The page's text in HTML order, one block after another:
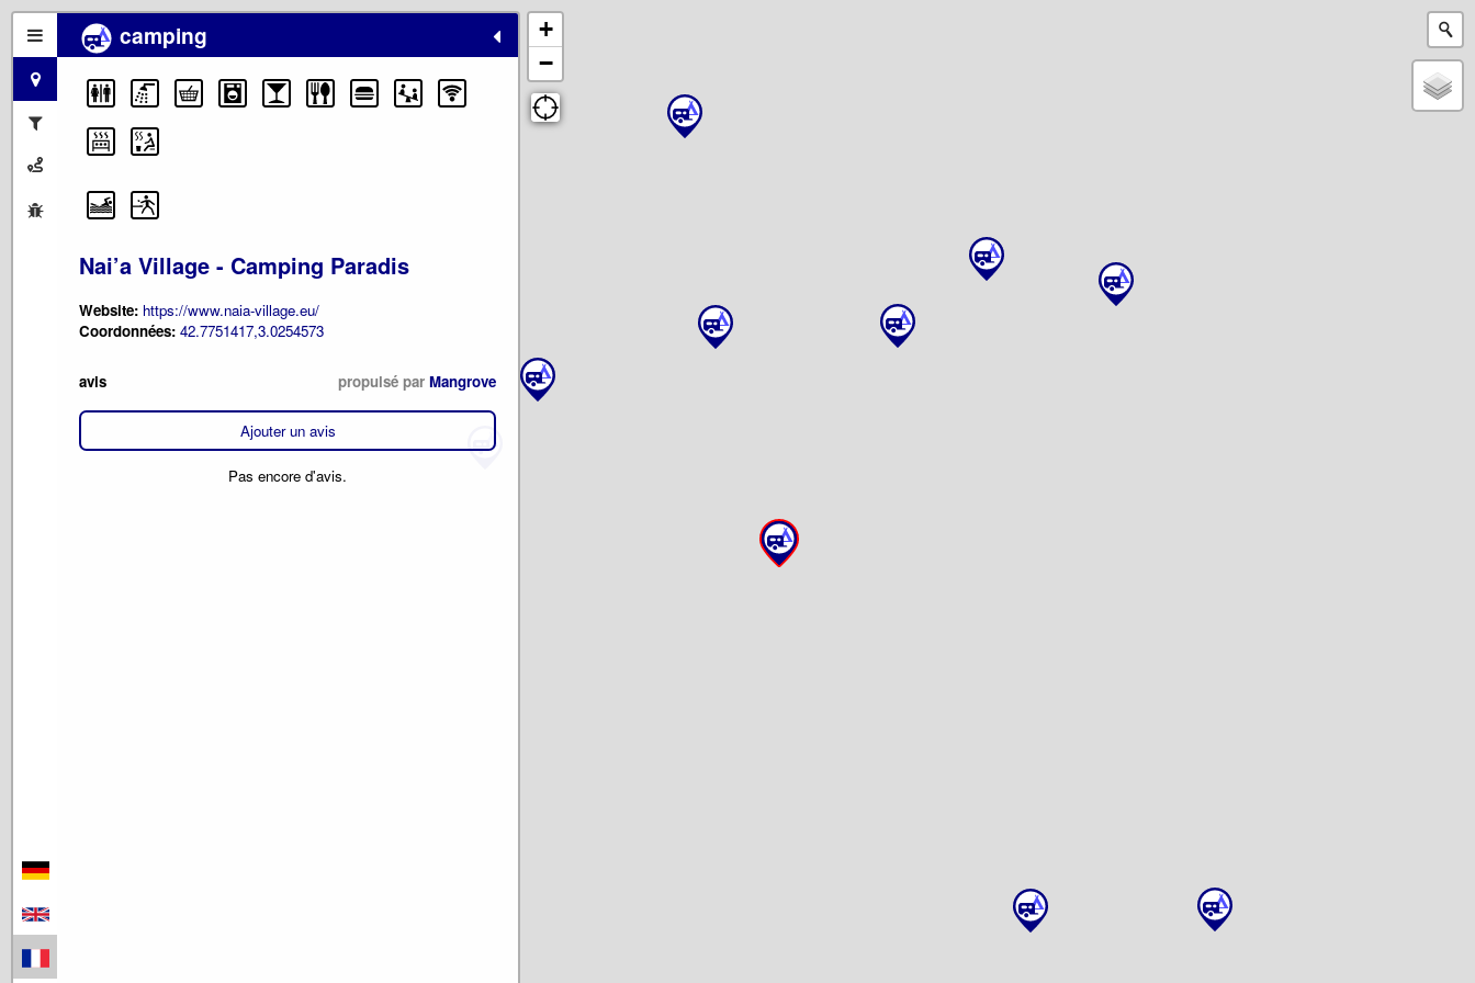
camping
Nai’a Village - Camping Paradis
Website: https://www.naia-village.eu/
Coordonnées: 42.7751417,3.0254573
avis propulsé par Mangrove
Ajouter un avis
Pas encore d'avis.
+
−